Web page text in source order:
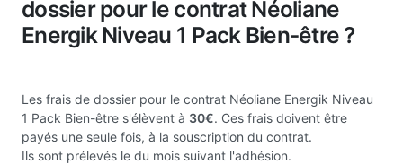
dossier pour le contrat Néoliane
Energik Niveau 1 Pack Bien-être ?
Les frais de dossier pour le contrat Néoliane Energik Niveau
1 Pack Bien-être s'élèvent à 30€. Ces frais doivent être
payés une seule fois, à la souscription du contrat.
Ils sont prélevés le du mois suivant l'adhésion.